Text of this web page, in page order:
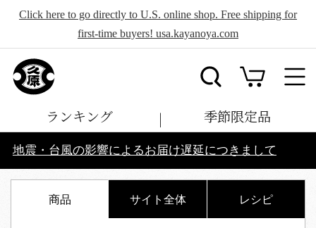
Click here to go directly to U.S. online shop. Free shipping for
first-time buyers! usa.kayanoya.com
ランキング 季節限定品
地震・台風の影響によるお届け遅延につきまして
商品 サイト全体 レシピ